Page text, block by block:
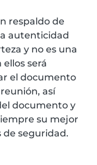
respaldo de
autenticidad
y no es una
será
el documento
así
documento y
su mejor
de seguridad.